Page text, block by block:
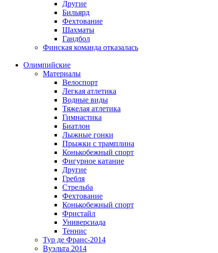
Другие
Бильярд
Фехтование
Шахматы
Гандбол
Финская команда отказалась
Олимпийские
Материалы
Велоспорт
Легкая атлетика
Водные виды
Тяжелая атлетика
Гимнастика
Биатлон
Лыжные гонки
Прыжки с трамплина
Конькобежный спорт
Фигурное катание
Другие
Гребля
Стрельба
Фехтование
Конькобежный спорт
Фристайл
Универсиада
Теннис
Тур де Франс-2014
Вуэльта 2014